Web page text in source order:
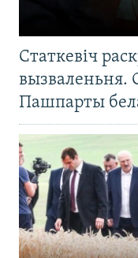
Статкевіч
вызваленьня.
Пашпарты